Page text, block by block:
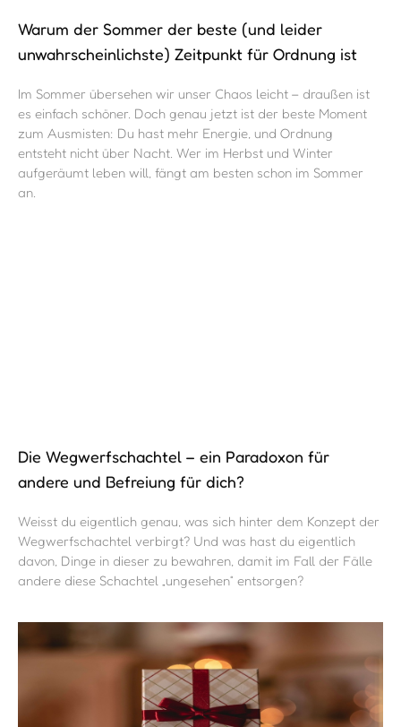
Warum der Sommer der beste (und leider
unwahrscheinlichste) Zeitpunkt für Ordnung ist
Im Sommer übersehen wir unser Chaos leicht – draußen ist
es einfach schöner. Doch genau jetzt ist der beste Moment
zum Ausmisten: Du hast mehr Energie, und Ordnung
entsteht nicht über Nacht. Wer im Herbst und Winter
aufgeräumt leben will, fängt am besten schon im Sommer
an.
Die Wegwerfschachtel – ein Paradoxon für
andere und Befreiung für dich?
Weisst du eigentlich genau, was sich hinter dem Konzept der
Wegwerfschachtel verbirgt? Und was hast du eigentlich
davon, Dinge in dieser zu bewahren, damit im Fall der Fälle
andere diese Schachtel „ungesehen“ entsorgen?